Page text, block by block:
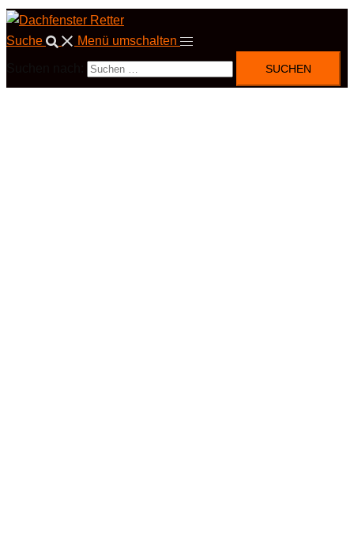
Suche Menü umschalten